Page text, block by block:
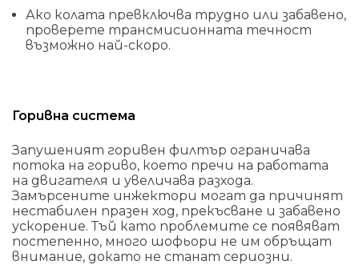
Ако колата превключва трудно или забавено,
проверете трансмисионната течност
възможно най-скоро.
Горивна система
Запушеният горивен филтър ограничава
потока на гориво, което пречи на работата
на двигателя и увеличава разхода.
Замърсените инжектори могат да причинят
нестабилен празен ход, прекъсване и забавено
ускорение. Тъй като проблемите се появяват
постепенно, много шофьори не им обръщат
внимание, докато не станат сериозни.